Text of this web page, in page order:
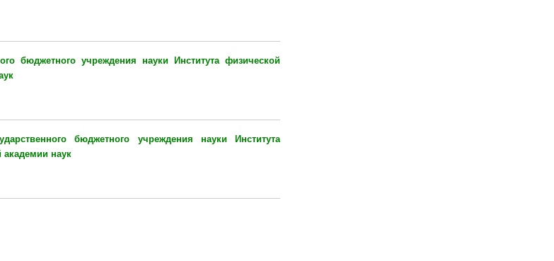
бюджетного учреждения науки Института физической
бюджетного учреждения науки Института
наук